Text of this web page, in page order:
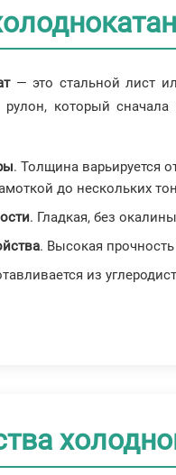
— это стальной лист
рулон, который
. Толщина варьируется
до нескольких
. Гладкая, без
. Высокая
из